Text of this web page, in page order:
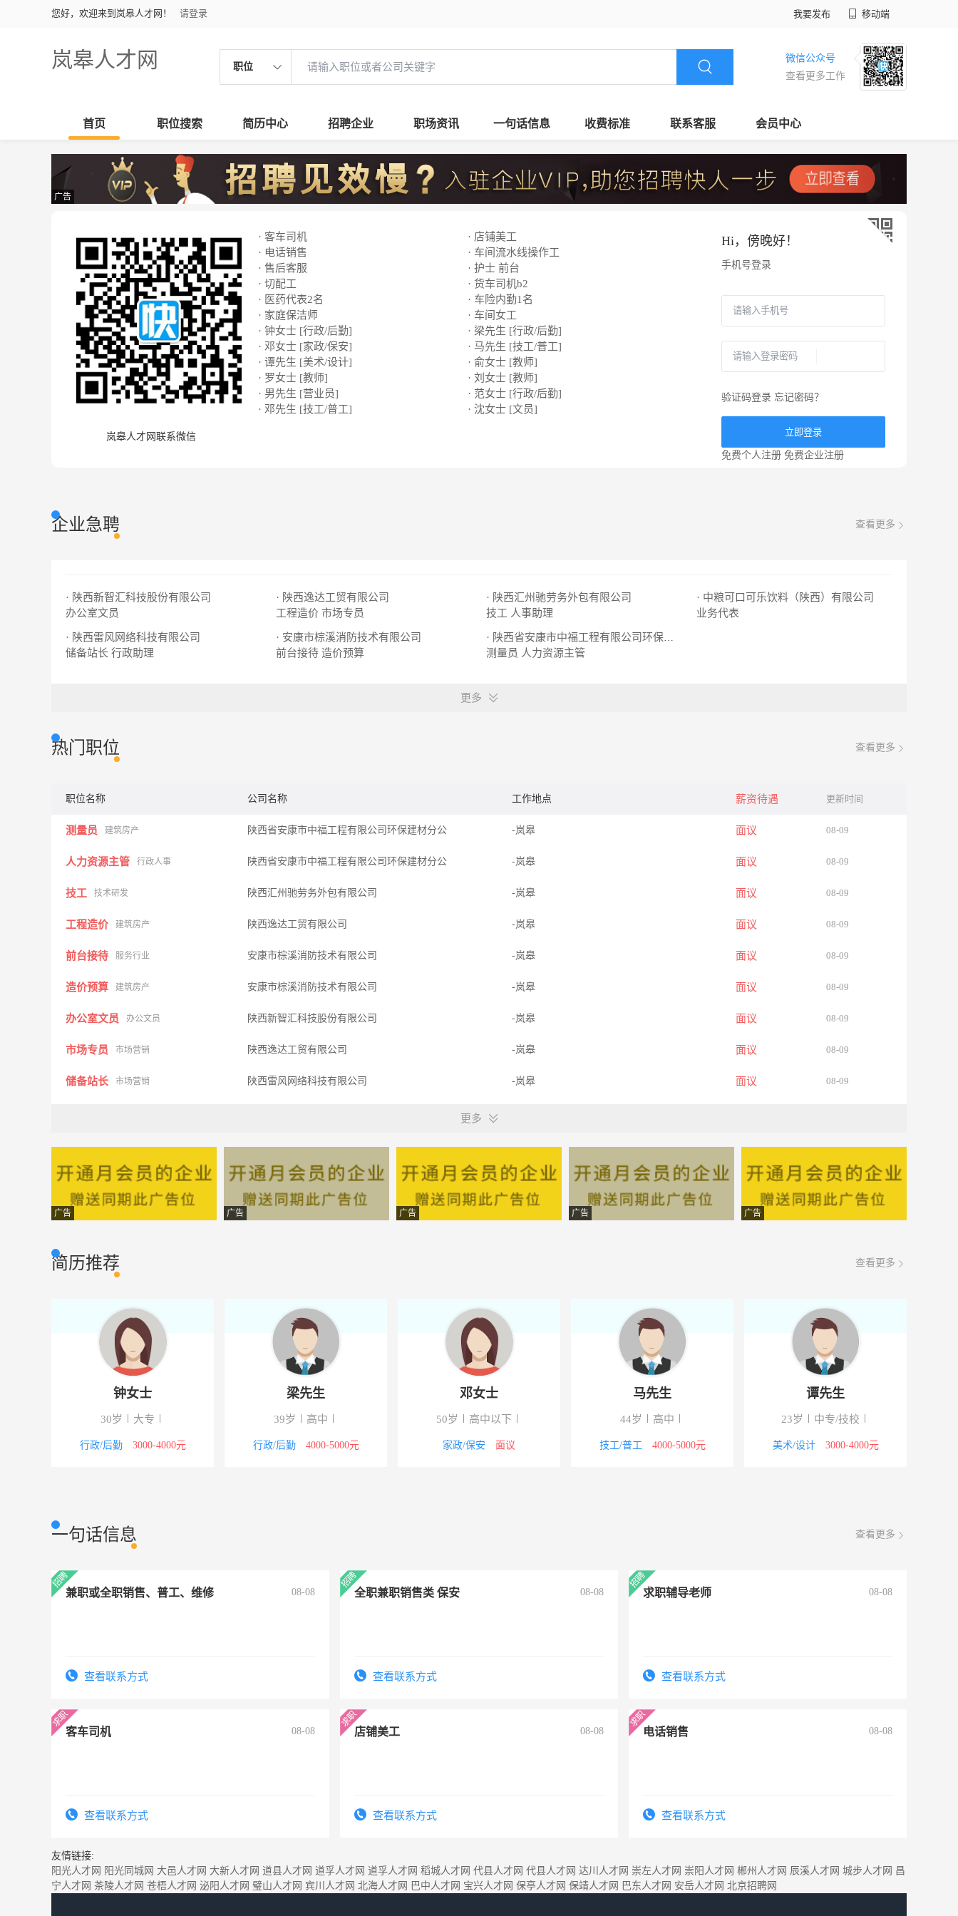
您好，欢迎来到岚皋人才网！ 请登录 我要发布 移动端
岚皋人才网 职位
微信公众号
查看更多工作
首页 职位搜索 简历中心 招聘企业 职场资讯 一句话信息 收费标准 联系客服 会员中心
广告
岚皋人才网联系微信
· 客车司机
· 店铺美工
· 电话销售
· 车间流水线操作工
· 售后客服
· 护士 前台
· 切配工
· 货车司机b2
· 医药代表2名
· 车险内勤1名
· 家庭保洁师
· 车间女工
· 钟女士 [行政/后勤]
· 梁先生 [行政/后勤]
· 邓女士 [家政/保安]
· 马先生 [技工/普工]
· 谭先生 [美术/设计]
· 俞女士 [教师]
· 罗女士 [教师]
· 刘女士 [教师]
· 男先生 [营业员]
· 范女士 [行政/后勤]
· 邓先生 [技工/普工]
· 沈女士 [文员]
Hi， 傍晚好！
手机号登录
验证码登录 忘记密码？
立即登录
免费个人注册 免费企业注册
企业急聘 查看更多
· 陕西新智汇科技股份有限公司
办公室文员
· 陕西逸达工贸有限公司
工程造价 市场专员
· 陕西汇州驰劳务外包有限公司
技工 人事助理
· 中粮可口可乐饮料（陕西）有限公司
业务代表
· 陕西雷风网络科技有限公司
储备站长 行政助理
· 安康市棕溪消防技术有限公司
前台接待 造价预算
· 陕西省安康市中福工程有限公司环保建材分公
测量员 人力资源主管
更多
热门职位 查看更多
职位名称 公司名称 工作地点 薪资待遇 更新时间
测量员 建筑房产 陕西省安康市中福工程有限公司环保建材分公 -岚皋 面议 08-09
人力资源主管 行政人事 陕西省安康市中福工程有限公司环保建材分公 -岚皋 面议 08-09
技工 技术研发 陕西汇州驰劳务外包有限公司 -岚皋 面议 08-09
工程造价 建筑房产 陕西逸达工贸有限公司 -岚皋 面议 08-09
前台接待 服务行业 安康市棕溪消防技术有限公司 -岚皋 面议 08-09
造价预算 建筑房产 安康市棕溪消防技术有限公司 -岚皋 面议 08-09
办公室文员 办公文员 陕西新智汇科技股份有限公司 -岚皋 面议 08-09
市场专员 市场营销 陕西逸达工贸有限公司 -岚皋 面议 08-09
储备站长 市场营销 陕西雷风网络科技有限公司 -岚皋 面议 08-09
会计出纳 财会审计 安康市棕溪消防技术有限公司 -岚皋 面议 08-09
业务代表 市场营销 中粮可口可乐饮料（陕西）有限公司 -岚皋 面议 08-09
操作工 普通工人
人事助理 行政人事 陕西雷风网络科技有限公司 -岚皋 08-09
更多
广告 广告 广告 广告 广告
简历推荐 查看更多
钟女士
30岁 大专
行政/后勤 3000-4000元
梁先生
39岁 高中
行政/后勤 4000-5000元
邓女士
50岁 高中以下
家政/保安 面议
马先生
44岁 高中
技工/普工 4000-5000元
谭先生
23岁 中专/技校
美术/设计 3000-4000元
一句话信息 查看更多
兼职或全职销售、普工、维修 08-08
查看联系方式
全职兼职销售类 保安 08-08
查看联系方式
求职辅导老师 08-08
查看联系方式
客车司机 08-08
查看联系方式
店铺美工 08-08
查看联系方式
电话销售 08-08
查看联系方式
友情链接:
阳光人才网 阳光同城网 大邑人才网 大新人才网 道县人才网 道孚人才网 道孚人才网 稻城人才网 代县人才网 代县人才网 达川人才网 崇左人才网 崇阳人才网 郴州人才网 辰溪人才网 城步人才网 昌
宁人才网 茶陵人才网 苍梧人才网 泌阳人才网 璧山人才网 宾川人才网 北海人才网 巴中人才网 宝兴人才网 保亭人才网 保靖人才网 巴东人才网 安岳人才网 北京招聘网